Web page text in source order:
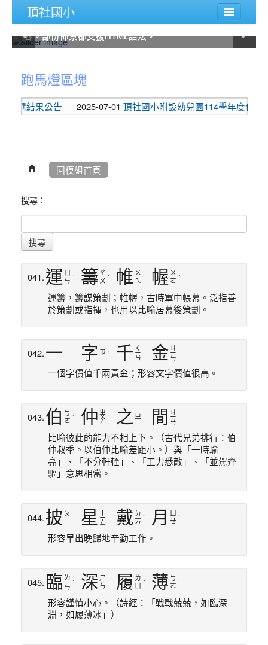
頂社國小
主選單
認識頂社
頂社相簿
學習園地
課程計畫
性平園地
後台
登入
登入
您可以從佈景管理的後台設定畫面修改這部份內容，除
了可以上傳滑動圖片外，也可以自己輸入圖片說明內
容。部份佈景都支援HTML語法。
您可以從佈景管理的後台設定畫面修改這部份內容，除
了可以上傳滑動圖片外，也可以自己輸入圖片說明內
容。部份佈景都支援HTML語法。
您可以從佈景管理的後台設定畫面修改這部份內容，除
了可以上傳滑動圖片外，也可以自己輸入圖片說明內
容。部份佈景都支援HTML語法。
您可以從佈景管理的後台設定畫面修改這部份內容，除
了可以上傳滑動圖片外，也可以自己輸入圖片說明內
容。部份佈景都支援HTML語法。
您可以從佈景管理的後台設定畫面修改這部份內容，除
了可以上傳滑動圖片外，也可以自己輸入圖片說明內
容。部份佈景都支援HTML語法。
您可以從佈景管理的後台設定畫面修改這部份內容，除
了可以上傳滑動圖片外，也可以自己輸入圖片說明內
容。部份佈景都支援HTML語法。
跑馬燈區塊
選結果公告 2025-07-01頂社國小附設幼兒園114學年度代理教
回模組首頁
搜尋：
搜尋
041.運 ㄣ ˋ 籌 ㄔ
ㄡ ˊ 帷 ㄨ
ㄟ ˊ 幄 ㄨ
ㄛ ˋ
運籌，籌謀策劃；帷幄，古時軍中帳幕。泛指善
於策劃或指揮，也用以比喻居幕後策劃。
042.一 ㄧ 字 ㄗ ˋ 千 ㄑ
ㄧ
ㄢ 金 ㄐ
ㄧ
ㄣ
一個字價值千兩黃金；形容文字價值很高。
043.伯 ㄅ
ㄛ ˊ 仲 ㄓ
ㄨ
ㄥ
ˋ 之 ㄓ 間 ㄐ
ㄧ
ㄢ
比喻彼此的能力不相上下。（古代兄弟排行：伯
仲叔季。以伯仲比喻差距小。）與「一時瑜
亮」、「不分軒輊」、「工力悉敵」、「並駕齊
驅」意思相當。
044.披 ㄆ
ㄧ
星 ㄧ
ㄥ 戴 ㄉ
ㄞ ˋ 月
ㄝ ˋ
形容早出晚歸地辛勤工作。
045. 臨 ㄌ
ㄧ
ㄣ
ˊ 深 ㄕ
ㄣ
履 ㄌ
ˇ 薄 ㄅ
ㄛ ˊ
形容謹慎小心。（詩經：「戰戰兢兢，如臨深
淵，如履薄冰」）